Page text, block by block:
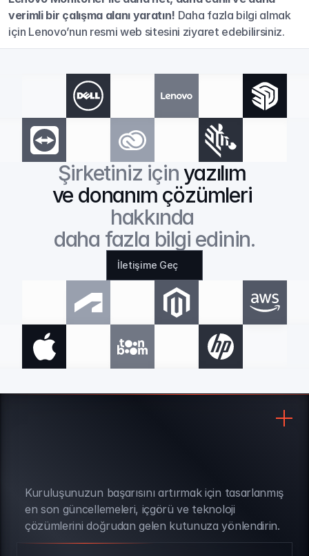
verimli bir çalışma alanı yaratın! Daha fazla bilgi almak
için Lenovo’nun resmi web sitesini ziyaret edebilirsiniz.
Şirketiniz için yazılım
ve donanım çözümleri
hakkında
daha fazla bilgi edinin.
İletişime Geç
BÜLTEN ABONELİĞİ
Kuruluşunuzun başarısını artırmak için tasarlanmış
en son güncellemeleri, içgörü ve teknoloji
çözümlerini doğrudan gelen kutunuza yönlendirin.